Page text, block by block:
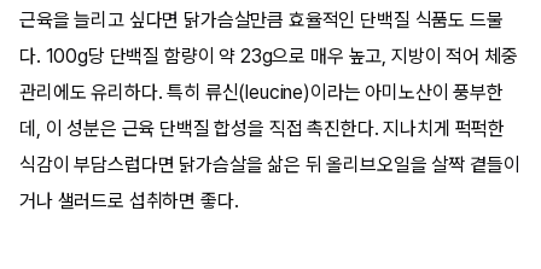
근육을 늘리고 싶다면 닭가슴살만큼 효율적인 단백질 식품도 드물
다. 100g당 단백질 함량이 약 23g으로 매우 높고, 지방이 적어 체중
관리에도 유리하다. 특히 류신(leucine)이라는 아미노산이 풍부한
데, 이 성분은 근육 단백질 합성을 직접 촉진한다. 지나치게 퍽퍽한
식감이 부담스럽다면 닭가슴살을 삶은 뒤 올리브오일을 살짝 곁들이
거나 샐러드로 섭취하면 좋다.